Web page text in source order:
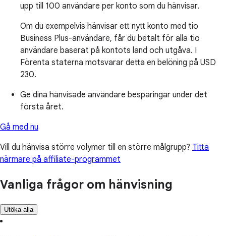
upp till 100 användare per konto som du hänvisar.
Om du exempelvis hänvisar ett nytt konto med tio
Business Plus-användare, får du betalt för alla tio
användare baserat på kontots land och utgåva. I
Förenta staterna motsvarar detta en belöning på USD
230.
Ge dina hänvisade användare besparingar under det
första året.
Gå med nu
Vill du hänvisa större volymer till en större målgrupp? Titta
närmare på affiliate-programmet
Vanliga frågor om hänvisning
Utöka alla